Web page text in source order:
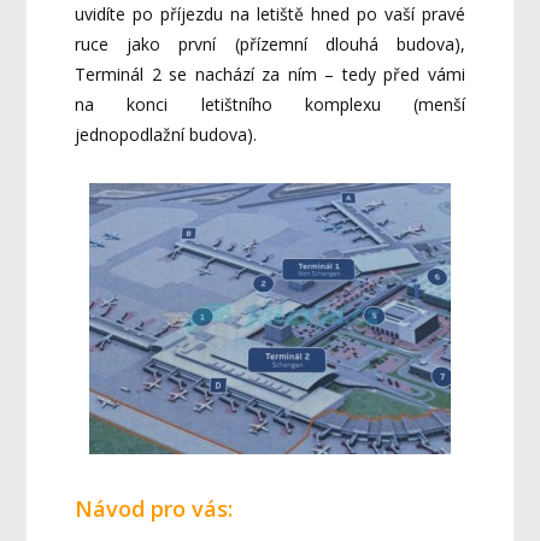
uvidíte po příjezdu na letiště hned po vaší pravé
ruce jako první (přízemní dlouhá budova),
Terminál 2 se nachází za ním – tedy před vámi
na konci letištního komplexu (menší
jednopodlažní budova).
Návod pro vás: